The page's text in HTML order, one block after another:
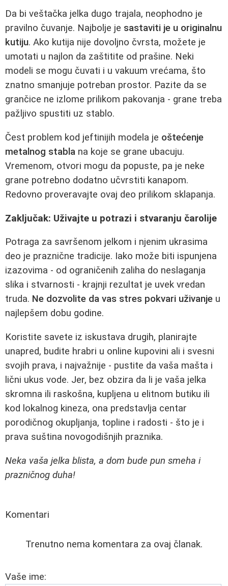
Da bi veštačka jelka dugo trajala, neophodno je
pravilno čuvanje. Najbolje je sastaviti je u originalnu
kutiju. Ako kutija nije dovoljno čvrsta, možete je
umotati u najlon da zaštitite od prašine. Neki
modeli se mogu čuvati i u vakuum vrećama, što
znatno smanjuje potreban prostor. Pazite da se
grančice ne izlome prilikom pakovanja - grane treba
pažljivo spustiti uz stablo.
Čest problem kod jeftinijih modela je oštećenje
metalnog stabla na koje se grane ubacuju.
Vremenom, otvori mogu da popuste, pa je neke
grane potrebno dodatno učvrstiti kanapom.
Redovno proveravajte ovaj deo prilikom sklapanja.
Zaključak: Uživajte u potrazi i stvaranju čarolije
Potraga za savršenom jelkom i njenim ukrasima
deo je praznične tradicije. Iako može biti ispunjena
izazovima - od ograničenih zaliha do neslaganja
slika i stvarnosti - krajnji rezultat je uvek vredan
truda. Ne dozvolite da vas stres pokvari uživanje u
najlepšem dobu godine.
Koristite savete iz iskustava drugih, planirajte
unapred, budite hrabri u online kupovini ali i svesni
svojih prava, i najvažnije - pustite da vaša mašta i
lični ukus vode. Jer, bez obzira da li je vaša jelka
skromna ili raskošna, kupljena u elitnom butiku ili
kod lokalnog kineza, ona predstavlja centar
porodičnog okupljanja, topline i radosti - što je i
prava suština novogodišnjih praznika.
Neka vaša jelka blista, a dom bude pun smeha i
prazničnog duha!
Komentari
Trenutno nema komentara za ovaj članak.
Vaše ime: